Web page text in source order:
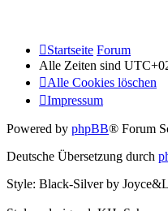
Startseite Forum
Alle Zeiten sind
Alle Cookies löschen
Impressum
Powered by phpBB® Forum
Deutsche Übersetzung durch
Style: Black-Silver by